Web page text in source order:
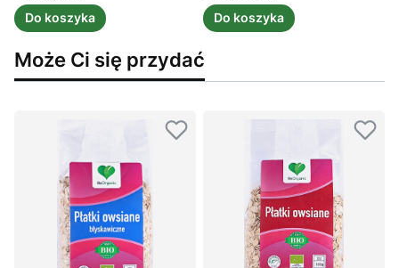
Do koszyka Do koszyka
Może Ci się przydać